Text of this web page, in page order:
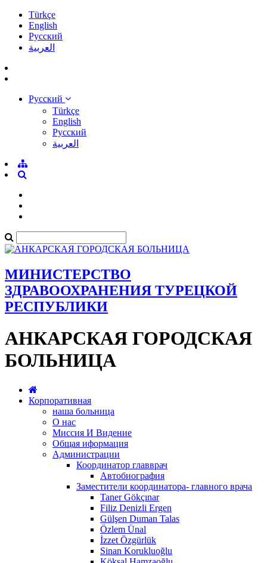
Türkçe
English
Pусский
العربية
Pусский
Türkçe
English
Pусский
العربية
МИНИСТЕРСТВО
ЗДРАВООХРАНЕНИЯ ТУРЕЦКОЙ
РЕСПУБЛИКИ
АНКАРСКАЯ ГОРОДСКАЯ
БОЛЬНИЦА
Корпоративная
наша больница
О нас
Миссия И Видение
Общая иформация
Администрации
Координатор главврач
Автобиография
Заместители координатора- главного врача
Taner Gökçınar
Filiz Denizli Ergen
Gülşen Duman Talas
Özlem Ünal
İzzet Özgürlük
Sinan Korukluoğlu